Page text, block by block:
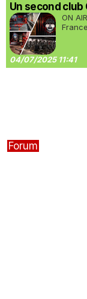
Un second club
ON
04/07/2025 11:41
Forum